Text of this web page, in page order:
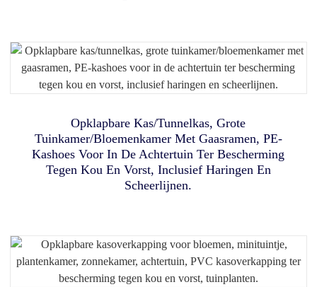
Poray Opklapbare Babybedtent, Slaaptent Voor Peuters
Poray Schermtent Van 3x3 Meter – Direct Op Te Zetten
Met Duurzame Gaasdeuren. Draagbaar En Eenvoudig Op
Te Zetten Voor Gezinskamperen, Tuinfeesten En Andere
Buitenbijeenkomsten.
Grote Campingzonwering, Weer- En Koubestendige Pod
Met Afneembaar Zonneschermdoek, Waterdichte Vloer, 2
Deuren Met Ritssluiting En 4 Ademende Ramen Van
Buiten- En Binnenverblijven Voor Kleine Dieren, Zoals
Tenten Voor Hagedissen, Katten, Kippen En Konijnen.
ICU CAT TENT Vernevelingsnest Voor Huisdieren,
Opklapbare Kas/tunnelkas, Grote
Tuinkamer/bloemenkamer Met Gaasramen, PE-
Kashoes Voor In De Achtertuin Ter Bescherming
Tegen Kou En Vorst, Inclusief Haringen En
Scheerlijnen.